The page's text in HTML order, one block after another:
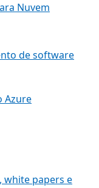
Nuvem
de software
Azure
white papers e